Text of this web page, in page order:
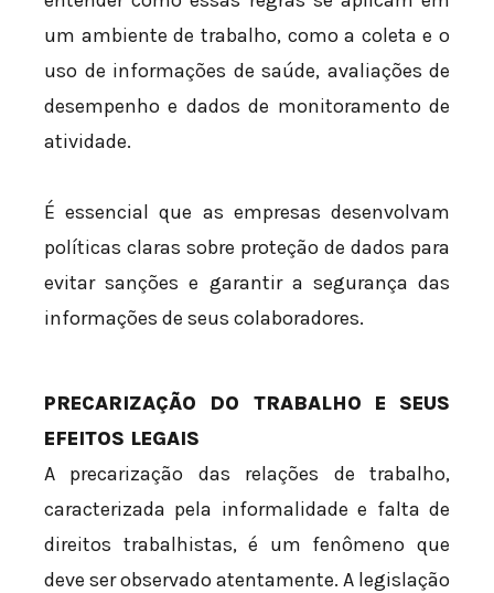
um ambiente de trabalho, como a coleta e o
uso de informações de saúde, avaliações de
desempenho e dados de monitoramento de
atividade.
É essencial que as empresas desenvolvam
políticas claras sobre proteção de dados para
evitar sanções e garantir a segurança das
informações de seus colaboradores.
PRECARIZAÇÃO DO TRABALHO E SEUS
EFEITOS LEGAIS
A precarização das relações de trabalho,
caracterizada pela informalidade e falta de
direitos trabalhistas, é um fenômeno que
deve ser observado atentamente. A legislação